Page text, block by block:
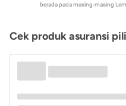
berada pada masing-masing
Cek produk asuransi